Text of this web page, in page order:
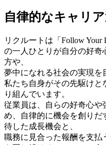
自律的なキャリ
リクルートは「Follow
の一人ひとりが自分の好奇
方や、
夢中になれる社会の実現を
私たち自身がその先駆けと
り組んでいます。
従業員は、自らの好奇心や
め、自律的に機会を創りだ
待した成長機会と、
職務に見合った報酬を支